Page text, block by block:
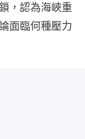
，認為海峽重
面臨何種壓力